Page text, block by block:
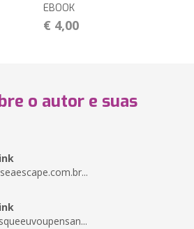
EBOOK
€ 4,00
o autor e suas